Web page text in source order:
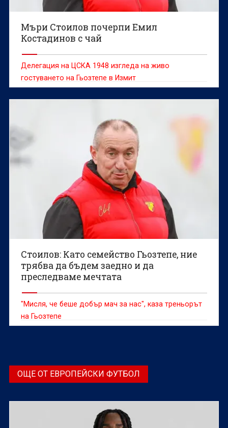
Мъри Стоилов почерпи Емил
Костадинов с чай
Делегация на ЦСКА 1948 изгледа на живо
гостуването на Гьозтепе в Измит
Стоилов: Като семейство Гьозтепе, ние
трябва да бъдем заедно и да
преследваме мечтата
"Мисля, че беше добър мач за нас", каза треньорът
на Гьозтепе
ОЩЕ ОТ ЕВРОПЕЙСКИ ФУТБОЛ